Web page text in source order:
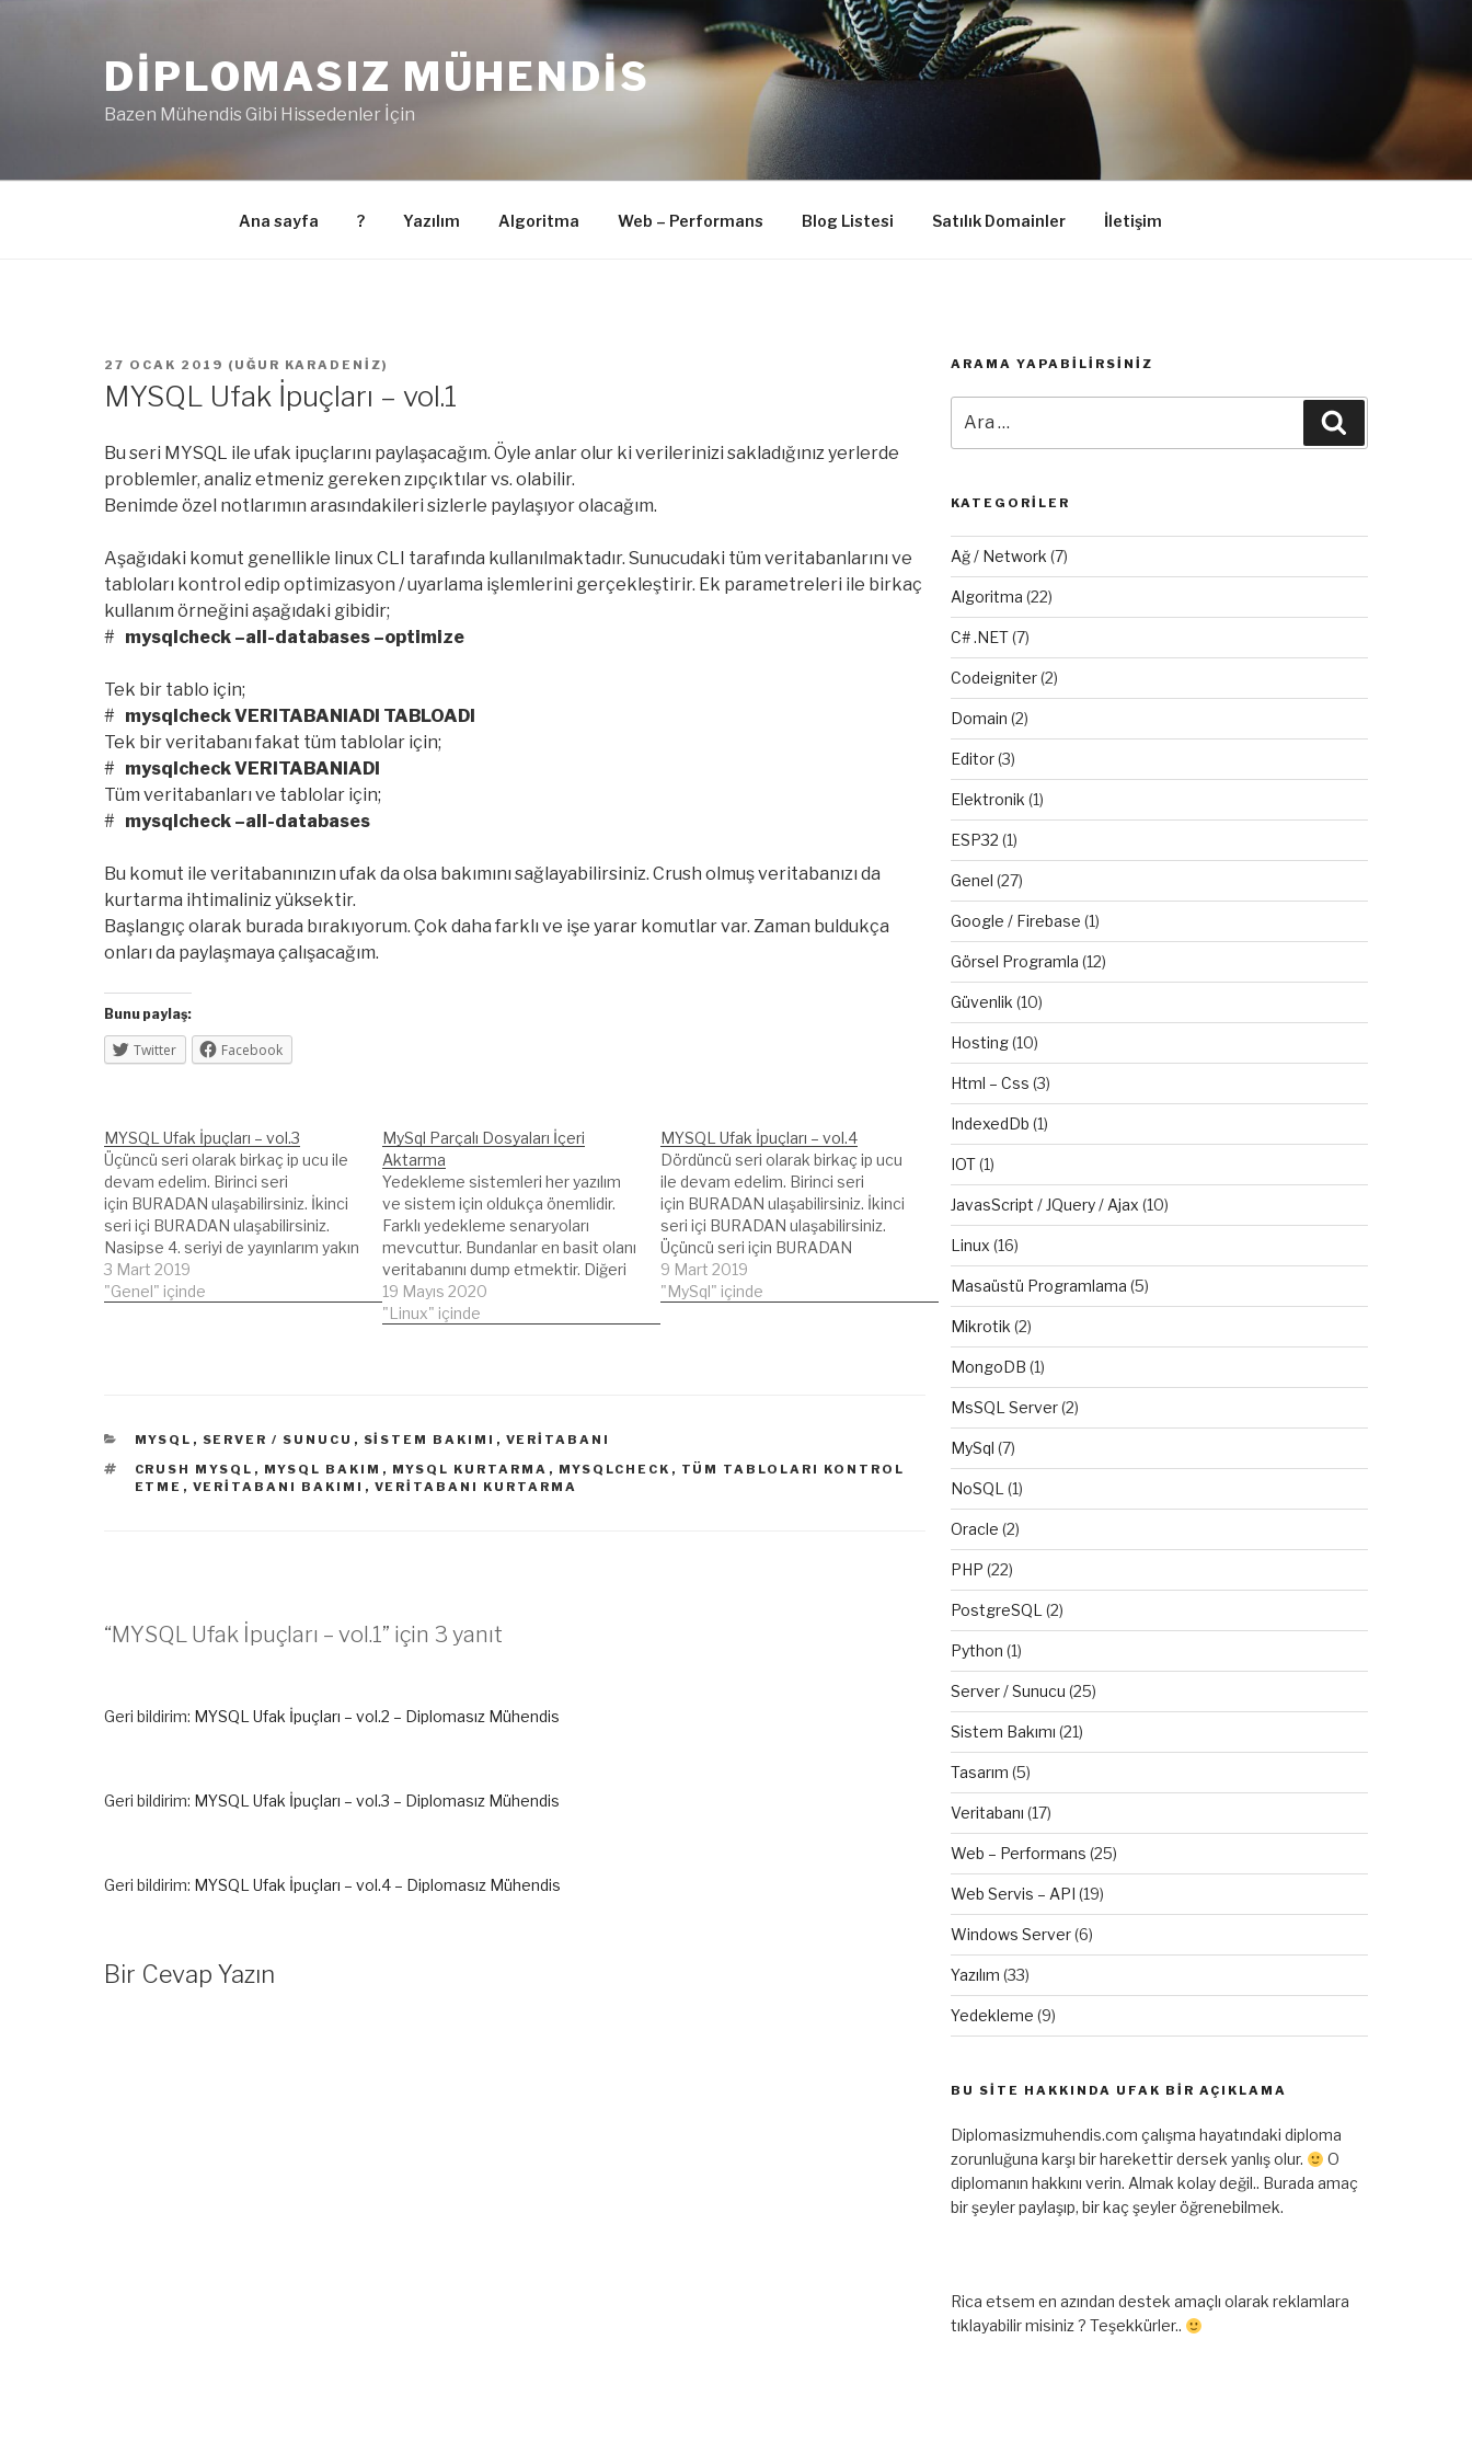
DIPLOMASIZ MÜHENDIS
Bazen Mühendis Gibi Hissedenler İçin
Ana sayfa ? Yazılım Algoritma Web – Performans Blog Listesi Satılık Domainler İletişim
YAYIM
27 OCAK 2019 ( UĞUR KARADENIZ)
MYSQL Ufak İpuçları – vol.1
Bu seri MYSQL ile ufak ipuçlarını paylaşacağım. Öyle anlar olur ki verilerinizi sakladığınız yerlerde
problemler, analiz etmeniz gereken zıpçıktılar vs. olabilir.
Benimde özel notlarımın arasındakileri sizlerle paylaşıyor olacağım.
Aşağıdaki komut genellikle linux CLI tarafında kullanılmaktadır. Sunucudaki tüm veritabanlarını ve
tabloları kontrol edip optimizasyon / uyarlama işlemlerini gerçekleştirir. Ek parametreleri ile birkaç
kullanım örneğini aşağıdaki gibidir;
# mysqlcheck –all-databases –optimize
Tek bir tablo için;
# mysqlcheck VERITABANIADI TABLOADI
Tek bir veritabanı fakat tüm tablolar için;
# mysqlcheck VERITABANIADI
Tüm veritabanları ve tablolar için;
# mysqlcheck –all-databases
Bu komut ile veritabanınızın ufak da olsa bakımını sağlayabilirsiniz. Crush olmuş veritabanızı da
kurtarma ihtimaliniz yüksektir.
Başlangıç olarak burada bırakıyorum. Çok daha farklı ve işe yarar komutlar var. Zaman buldukça
onları da paylaşmaya çalışacağım.
Bunu paylaş:
Twitter Facebook
MYSQL Ufak İpuçları – vol.3
Üçüncü seri olarak birkaç ip ucu ile
devam edelim. Birinci seri
için BURADAN ulaşabilirsiniz. İkinci
seri içi BURADAN ulaşabilirsiniz.
Nasipse 4. seriyi de yayınlarım yakın
bir zamanda :) İlk olarak şöyle bir
yapalım. Bir tablomuz var ve diğer
3 Mart 2019
"Genel" içinde
MySql Parçalı Dosyaları İçeri
Aktarma
Yedekleme sistemleri her yazılım
ve sistem için oldukça önemlidir.
Farklı yedekleme senaryoları
mevcuttur. Bundanlar en basit olanı
veritabanını dump etmektir. Diğeri
ise tüm veritabanını tek bir dosyada
dump etmek yerine tabloları ayrı
19 Mayıs 2020
"Linux" içinde
MYSQL Ufak İpuçları – vol.4
Dördüncü seri olarak birkaç ip ucu
ile devam edelim. Birinci seri
için BURADAN ulaşabilirsiniz. İkinci
seri içi BURADAN ulaşabilirsiniz.
Üçüncü seri için BURADAN
ulaşabilirsiniz. Değişik MYSQL ip
uçları ve sorguları yazmak
9 Mart 2019
"MySql" içinde
KATEGORILER
MYSQL , SERVER / SUNUCU , SISTEM BAKIMI , VERITABANI
ETIKETLER
CRUSH MYSQL , MYSQL BAKIM , MYSQL KURTARMA , MYSQLCHECK , TÜM TABLOLARI KONTROL
ETME , VERITABANI BAKIMI , VERITABANI KURTARMA
“MYSQL Ufak İpuçları – vol.1” için 3 yanıt
Geri bildirim: MYSQL Ufak İpuçları – vol.2 – Diplomasız Mühendis
Geri bildirim: MYSQL Ufak İpuçları – vol.3 – Diplomasız Mühendis
Geri bildirim: MYSQL Ufak İpuçları – vol.4 – Diplomasız Mühendis
Bir Cevap Yazın
ARAMA YAPABILIRSINIZ
KATEGORILER
Ağ / Network (7)
Algoritma (22)
C# .NET(7)
Codeigniter(2)
Domain (2)
Editor(3)
Elektronik (1)
ESP32 (1)
Genel (27)
Google / Firebase (1)
Görsel Programla (12)
Güvenlik (10)
Hosting(10)
Html – Css (3)
IndexedDb (1)
IOT(1)
JavasScript / JQuery / Ajax (10)
Linux (16)
Masaüstü Programlama (5)
Mikrotik (2)
MongoDB (1)
MsSQL Server(2)
MySql (7)
NoSQL (1)
Oracle (2)
PHP (22)
PostgreSQL (2)
Python (1)
Server / Sunucu (25)
Sistem Bakımı (21)
Tasarım (5)
Veritabanı (17)
Web – Performans (25)
Web Servis – API (19)
Windows Server(6)
Yazılım (33)
Yedekleme (9)
BU SITE HAKKINDA UFAK BIR AÇIKLAMA
Diplomasizmuhendis.com çalışma hayatındaki diploma
zorunluğuna karşı bir harekettir dersek yanlış olur.
O
diplomanın hakkını verin. Almak kolay değil.. Burada amaç
bir şeyler paylaşıp, bir kaç şeyler öğrenebilmek.
Rica etsem en azından destek amaçlı olarak reklamlara
tıklayabilir misiniz ? Teşekkürler..